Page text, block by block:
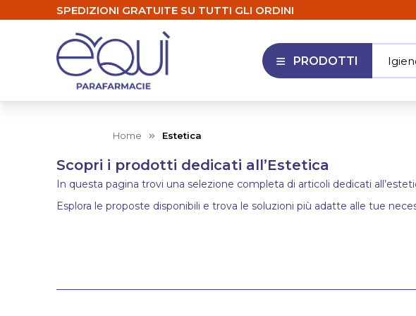
SPEDIZIONI GRATUITE SU TUTTI GLI ORDINI
APRI MENU
PRODOTTI
Home Estetica
Scopri i prodotti dedicati all’Estetica
In questa pagina trovi una selezione completa di articoli dedicati
Esplora le proposte disponibili e trova le soluzioni più adatte alle tue